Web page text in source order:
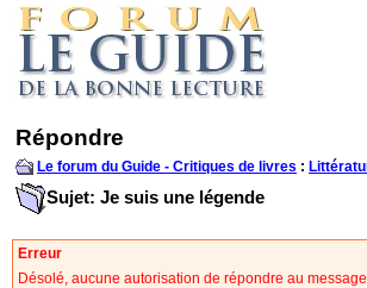
Répondre
Le forum du Guide - Critiques de livres :
Sujet: Je suis une légende
Erreur
Désolé, aucune autorisation de répondre au